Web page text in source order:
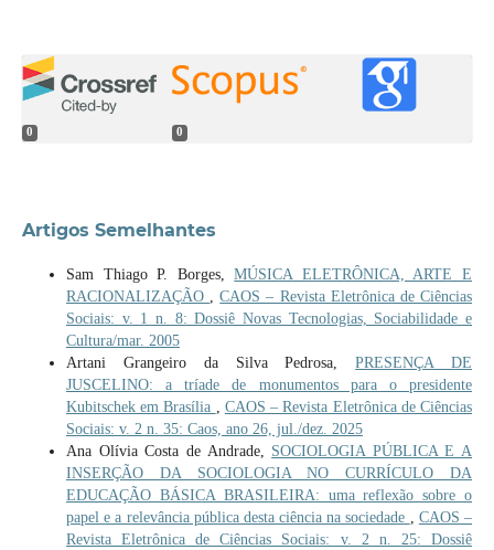
0 0
Artigos Semelhantes
Sam Thiago P. Borges,MÚSICA ELETRÔNICA, ARTE E
RACIONALIZAÇÃO ,CAOS – Revista Eletrônica de Ciências
Sociais: v. 1 n. 8: Dossiê Novas Tecnologias, Sociabilidade e
Cultura/mar. 2005
Artani Grangeiro da Silva Pedrosa,PRESENÇA DE
JUSCELINO: a tríade de monumentos para o presidente
Kubitschek em Brasília , CAOS – Revista Eletrônica de Ciências
Sociais: v. 2 n. 35: Caos, ano 26, jul./dez. 2025
Ana Olívia Costa de Andrade, SOCIOLOGIA PÚBLICA E A
INSERÇÃO DA SOCIOLOGIA NO CURRÍCULO DA
EDUCAÇÃO BÁSICA BRASILEIRA: uma reflexão sobre o
papel e a relevância pública desta ciência na sociedade , CAOS –
Revista Eletrônica de Ciências Sociais: v. 2 n. 25: Dossiê